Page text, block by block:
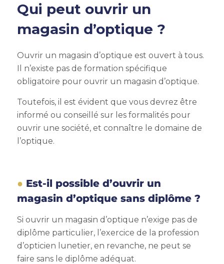
Qui peut ouvrir un
magasin d’optique ?
Ouvrir un magasin d’optique est ouvert à tous.
Il n’existe pas de formation spécifique
obligatoire pour ouvrir un magasin d’optique.
Toutefois, il est évident que vous devrez être
informé ou conseillé sur les formalités pour
ouvrir une société, et connaître le domaine de
l’optique.
Est-il possible d’ouvrir un
magasin d’optique sans diplôme ?
Si ouvrir un magasin d’optique n’exige pas de
diplôme particulier, l’exercice de la profession
d’opticien lunetier, en revanche, ne peut se
faire sans le diplôme adéquat.